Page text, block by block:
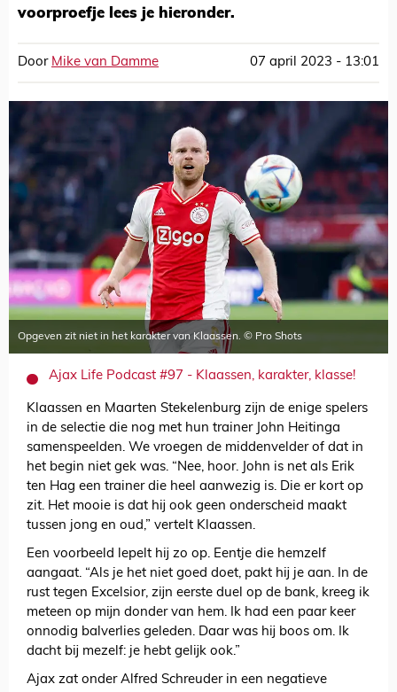
voorproefje lees je hieronder.
Door Mike van Damme 07 april 2023 - 13:01
Opgeven zit niet in het karakter van Klaassen. © Pro Shots
Ajax Life Podcast #97 - Klaassen, karakter, klasse!
Klaassen en Maarten Stekelenburg zijn de enige spelers
in de selectie die nog met hun trainer John Heitinga
samenspeelden. We vroegen de middenvelder of dat in
het begin niet gek was. “Nee, hoor. John is net als Erik
ten Hag een trainer die heel aanwezig is. Die er kort op
zit. Het mooie is dat hij ook geen onderscheid maakt
tussen jong en oud,” vertelt Klaassen.
Een voorbeeld lepelt hij zo op. Eentje die hemzelf
aangaat. “Als je het niet goed doet, pakt hij je aan. In de
rust tegen Excelsior, zijn eerste duel op de bank, kreeg ik
meteen op mijn donder van hem. Ik had een paar keer
onnodig balverlies geleden. Daar was hij boos om. Ik
dacht bij mezelf: je hebt gelijk ook.”
Ajax zat onder Alfred Schreuder in een negatieve